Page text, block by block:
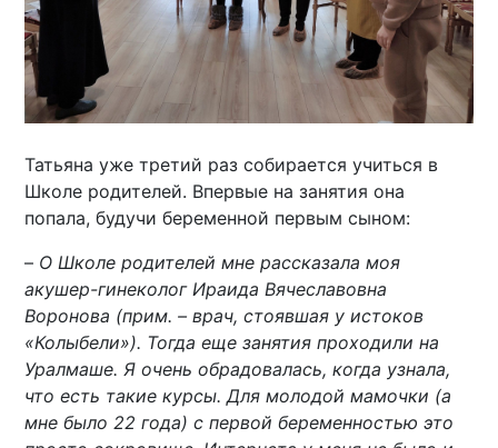
Татьяна уже третий раз собирается учиться в
Школе родителей. Впервые на занятия она
попала, будучи беременной первым сыном:
– О Школе родителей мне рассказала моя
акушер-гинеколог Ираида Вячеславовна
Воронова (прим. – врач, стоявшая у истоков
«Колыбели»). Тогда еще занятия проходили на
Уралмаше. Я очень обрадовалась, когда узнала,
что есть такие курсы. Для молодой мамочки (а
мне было 22 года) с первой беременностью это